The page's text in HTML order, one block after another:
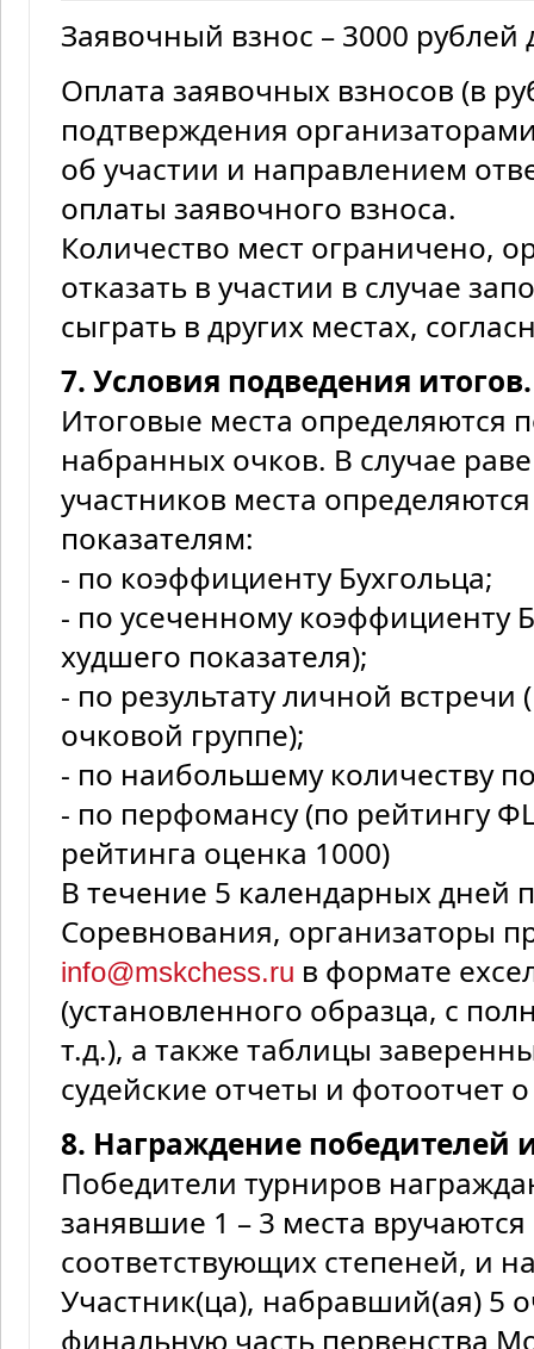
Заявочный взнос – 3000 рублей
Оплата заявочных взносов (в
подтверждения
об участии и направлением
оплаты заявочного взноса.
Количество мест ограничено,
отказать в участии в случае
сыграть в других местах,
7. Условия подведения итогов.
Итоговые места определяются
набранных очков. В случае
участников места
показателям:
- по коэффициенту Бухгольца;
- по усеченному коэффициенту
худшего показателя);
- по результату личной встречи
очковой группе);
- по наибольшему количеству
- по перфомансу (по рейтингу
рейтинга оценка 1000)
В течение 5 календарных дней
Соревнования, организаторы
info@mskchess.ru в формате
(установленного образца, с
т.д.), а также таблицы
судейские отчеты и фотоотчет
8. Награждение победителей
Победители турниров
занявшие 1 – 3 места
соответствующих степеней, и
Участник(ца), набравший(ая) 5
финальную часть первенства